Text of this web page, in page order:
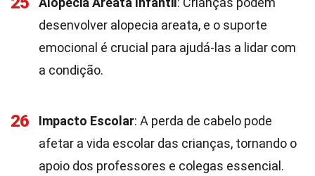
desenvolver alopecia areata, e o suporte
emocional é crucial para ajudá-las a lidar com
a condição.
26 Impacto Escolar: A perda de cabelo pode
afetar a vida escolar das crianças, tornando o
apoio dos professores e colegas essencial.